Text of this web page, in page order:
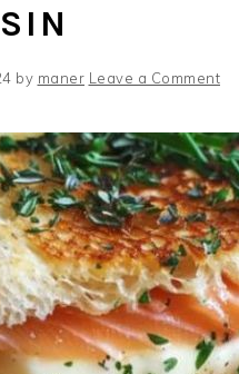
by maner Leave a Comment